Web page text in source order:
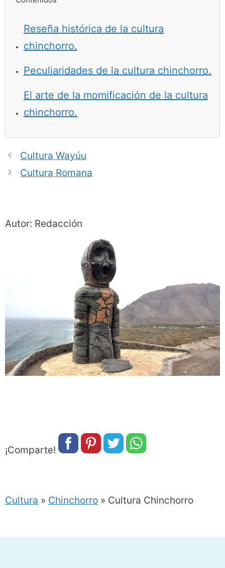
Reseña histórica de la cultura
chinchorro.
Peculiaridades de la cultura chinchorro.
El arte de la momificación de la cultura
chinchorro.
Cultura Wayúu
Cultura Romana
Autor: Redacción
¡Comparte!
Cultura » Chinchorro » Cultura Chinchorro